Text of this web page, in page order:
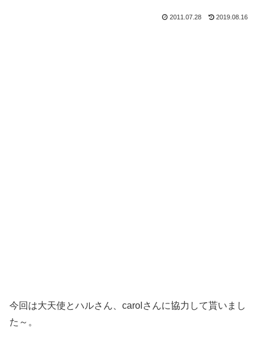
2011.07.28 2019.08.16
今回は大天使とハルさん、carolさんに協力して貰いまし
た～。